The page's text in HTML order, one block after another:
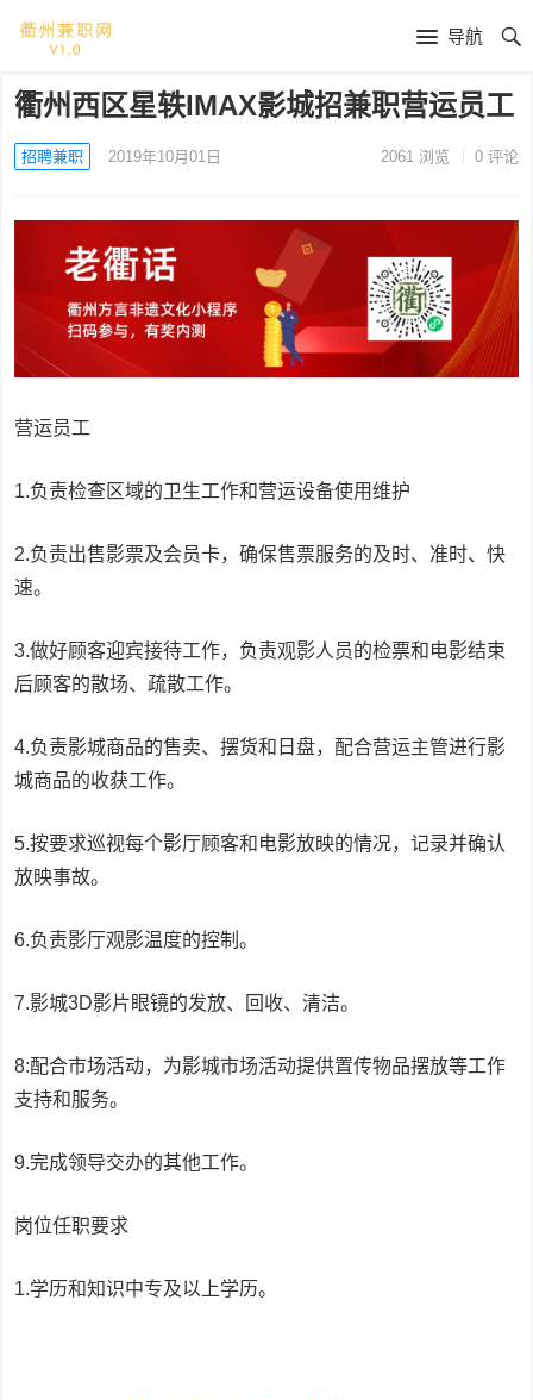
导航
衢州西区星轶IMAX影城招兼职营运员工
招聘兼职 2019年10月01日 2061浏览 0 评论
营运员工
1.负责检查区域的卫生工作和营运设备使用维护
2.负责出售影票及会员卡，确保售票服务的及时、准时、快
速。
3.做好顾客迎宾接待工作，负责观影人员的检票和电影结束
后顾客的散场、疏散工作。
4.负责影城商品的售卖、摆货和日盘，配合营运主管进行影
城商品的收获工作。
5.按要求巡视每个影厅顾客和电影放映的情况，记录并确认
放映事故。
6.负责影厅观影温度的控制。
7.影城3D影片眼镜的发放、回收、清洁。
8:配合市场活动，为影城市场活动提供置传物品摆放等工作
支持和服务。
9.完成领导交办的其他工作。
岗位任职要求
1.学历和知识中专及以上学历。